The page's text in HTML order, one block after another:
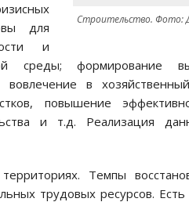
Строительство. Фото:
для
и
среды; формирование
вовлечение в
повышение
и т.д. Реализация
Темпы
трудовых ресурсов.